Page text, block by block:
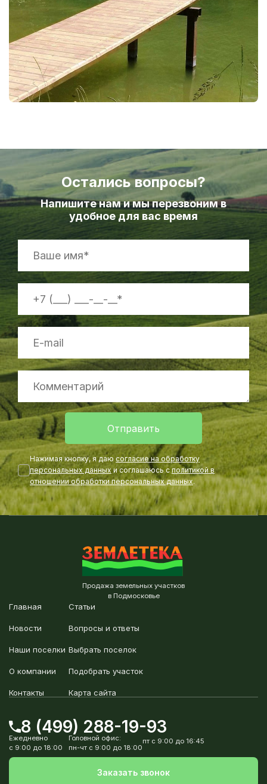
Остались вопросы?
Напишите нам и мы перезвоним в
удобное для вас время
Отправить
Нажимая кнопку, я даю согласие на обработку
персональных данныхи соглашаюсь сполитикой в
отношении обработки персональных данных.
Продажа земельных участков
в Подмосковье
Главная
Новости
Наши поселки
О компании
Контакты
Статьи
Вопросы и ответы
Выбрать поселок
Подобрать участок
Карта сайта
8 (499) 288-19-93
Ежедневно
с 9:00 до 18:00
Головной офис:
пн-чт с 9:00 до 18:00
пт с 9:00 до 16:45
Заказать звонок